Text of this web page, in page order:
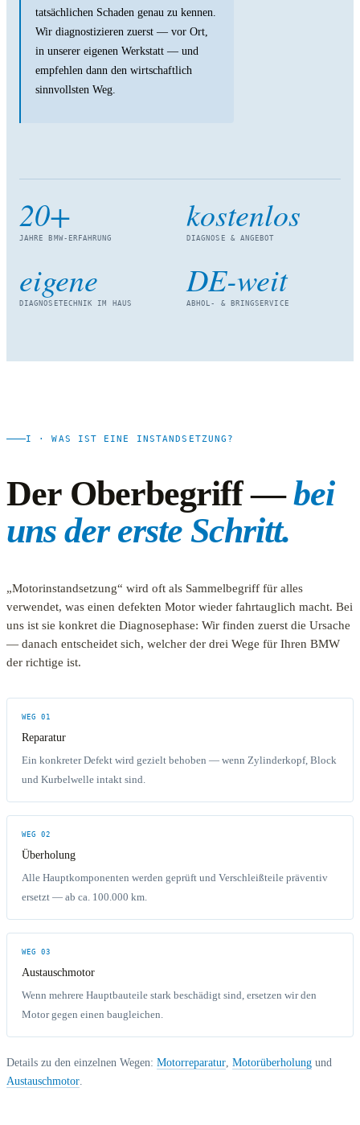
tatsächlichen Schaden genau zu kennen.
Wir diagnostizieren zuerst — vor Ort,
in unserer eigenen Werkstatt — und
empfehlen dann den wirtschaftlich
sinnvollsten Weg.
20+
JAHRE BMW-ERFAHRUNG
kostenlos
DIAGNOSE & ANGEBOT
eigene
DIAGNOSETECHNIK IM HAUS
DE-weit
ABHOL- & BRINGSERVICE
I · WAS IST EINE INSTANDSETZUNG?
Der Oberbegriff —bei
uns der erste Schritt.
„Motorinstandsetzung“ wird oft als Sammelbegriff für alles
verwendet, was einen defekten Motor wieder fahrtauglich macht. Bei
uns ist sie konkret die Diagnosephase: Wir finden zuerst die Ursache
— danach entscheidet sich, welcher der drei Wege für Ihren BMW
der richtige ist.
WEG 01
Reparatur
Ein konkreter Defekt wird gezielt behoben — wenn Zylinderkopf, Block
und Kurbelwelle intakt sind.
WEG 02
Überholung
Alle Hauptkomponenten werden geprüft und Verschleißteile präventiv
ersetzt — ab ca. 100.000 km.
WEG 03
Austauschmotor
Wenn mehrere Hauptbauteile stark beschädigt sind, ersetzen wir den
Motor gegen einen baugleichen.
Details zu den einzelnen Wegen: Motorreparatur Motorüberholung und
Austauschmotor